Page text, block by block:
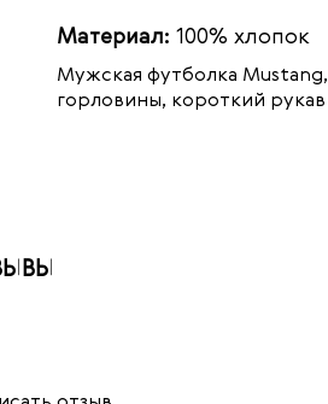
Материал: 100% хлопок
Мужская футболка Mustang,
горловины, короткий рукав